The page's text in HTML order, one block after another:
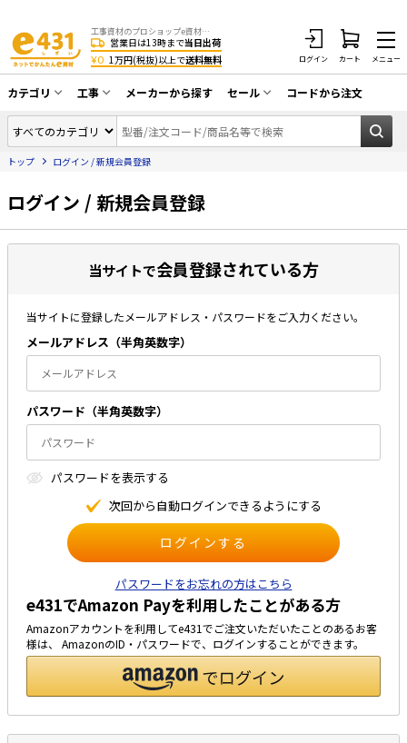
工事資材のプロショップe資材 CATV・アンテナ・防犯・光・LAN・電気・空調工事など
営業日は13時まで当日出荷
¥0 1万円(税抜)以上で送料無料 ログイン カート メニュー
カテゴリ
同軸ケーブル／テレビ用接栓／関連工具
アンテナ・取付金具・ブースター／CATV
配線補助具（モール・結束バンド・テー
プ類 他）
HDMIケーブル・周辺機器／RCAケーブル
光ファイバー・融着接続機関連
LANケーブル・コネクタ・関連資材/機器
ネットワーク機器
エアコン・換気扇・空調資材
太陽光発電ケーブル・コネクタ・関連資
材/機器
電源ケーブル／コネクタ／分電盤／ブレ
照明・照明器具
電源タップ・延長コード
スイッチ・コンセント（配線器具）
PF管/FEP管/CD管/情報線保護管
ボックス・ビニル電線管付属品・引き込
工具関連
工事
CATV・アンテナ工事
光工事・FTTH工事
エアコン・換気扇工事
防犯カメラ工事
LAN配線工事
電気配管工事
メーカーから探す セール
在庫一掃セール
コードから注文
トップ ログイン / 新規会員登録
ログイン / 新規会員登録
当サイトで会員登録されている方
当サイトに登録したメールアドレス・パスワードをご入力ください。
メールアドレス（半⾓英数字）
パスワード（半⾓英数字）
パスワードを表⽰する
次回から⾃動ログインできるようにする
パスワードをお忘れの方はこちら
e431でAmazon Payを利用したことがある方
Amazonアカウントを利用してe431でご注文いただいたことのあるお客
様は、 AmazonのID・パスワードで、ログインすることができます。